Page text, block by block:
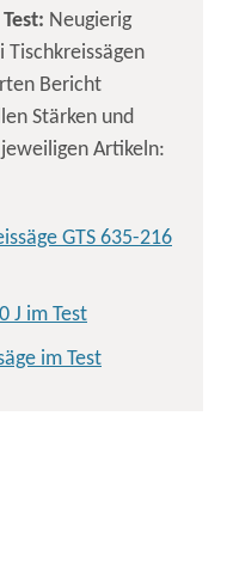
Neugierig
Bericht
Stärken und
Artikeln:
GTS 635-216
J im Test
im Test